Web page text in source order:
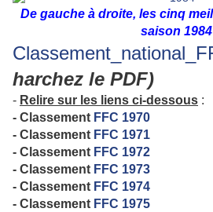
De gauche à droite, les cinq
saison 1984
harchez le PDF)
- Relire sur les liens ci-dessous :
- Classement FFC 1970
- Classement FFC 1971
- Classement FFC 1972
- Classement FFC 1973
- Classement FFC 1974
- Classement FFC 1975